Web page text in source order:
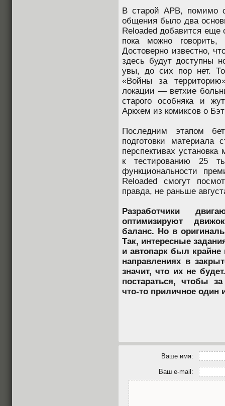
В старой APB, помимо
общения было два
Reloaded добавится
пока можно говорить,
Достоверно известно,
здесь будут доступны
увы, до сих пор нет.
«Войны за
локации — ветхие
старого особняка и
Аркхем из комиксов о
Последним этапом
подготовки материала
перспективах
к тестированию 25
функциональности
Reloaded смогут
правда, не раньше
Разработчики
оптимизируют
баланс. Но в
Так, интересные
и автопарк был
направлениях в
значит, что их не
постараться, чтобы
что-то приличное один
Ваше имя:
Ваш e-mail: